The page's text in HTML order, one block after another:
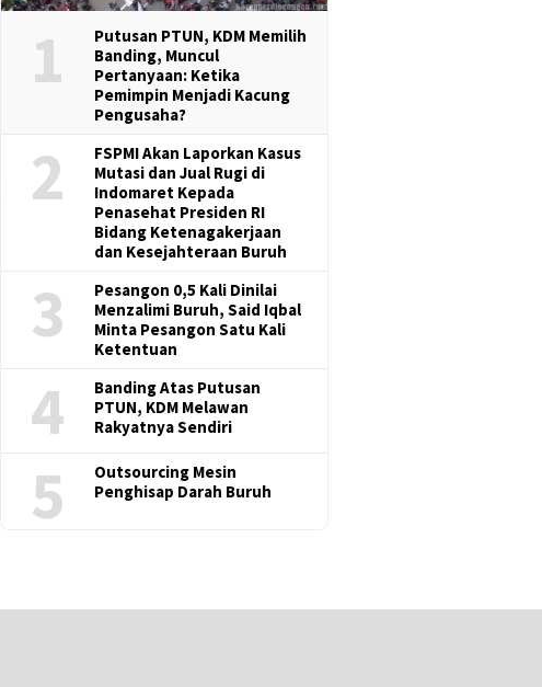
1
Putusan PTUN, KDM Memilih
Banding, Muncul
Pertanyaan: Ketika
Pemimpin Menjadi Kacung
Pengusaha?
2
FSPMI Akan Laporkan Kasus
Mutasi dan Jual Rugi di
Indomaret Kepada
Penasehat Presiden RI
Bidang Ketenagakerjaan
dan Kesejahteraan Buruh
3
Pesangon 0,5 Kali Dinilai
Menzalimi Buruh, Said Iqbal
Minta Pesangon Satu Kali
Ketentuan
4
Banding Atas Putusan
PTUN, KDM Melawan
Rakyatnya Sendiri
5
Outsourcing Mesin
Penghisap Darah Buruh